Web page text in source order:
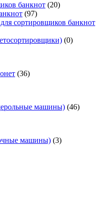
банкнот (20)
(97)
сортировщиков банкнот
(0)
(36)
машины) (46)
машины) (3)